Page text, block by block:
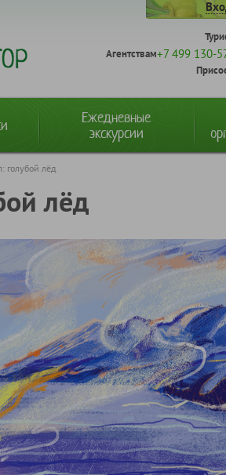
Агентствам+7 499 130-
Ежедневные
экскурсии
голубой лёд
лёд